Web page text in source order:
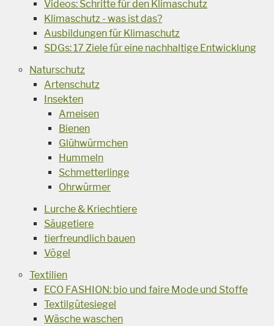
Videos: Schritte für den Klimaschutz
Klimaschutz - was ist das?
Ausbildungen für Klimaschutz
SDGs: 17 Ziele für eine nachhaltige Entwicklung
Naturschutz
Artenschutz
Insekten
Ameisen
Bienen
Glühwürmchen
Hummeln
Schmetterlinge
Ohrwürmer
Lurche & Kriechtiere
Säugetiere
tierfreundlich bauen
Vögel
Textilien
ECO FASHION: bio und faire Mode und Stoffe
Textilgütesiegel
Wäsche waschen